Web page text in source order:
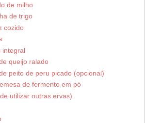
de milho
de trigo
cozido
integral
queijo ralado
peito de peru picado (opcional)
de fermento em pó
utilizar outras ervas)